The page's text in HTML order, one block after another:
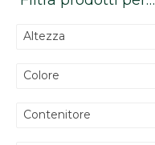
Altezza
Colore
Contenitore